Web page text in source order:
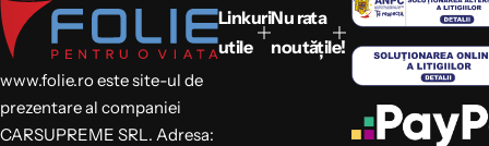
www.folie.ro este site-ul de
prezentare al companiei
CARSUPREME SRL. Adresa:
Linkuri
utile
Nu rata
noutățile!